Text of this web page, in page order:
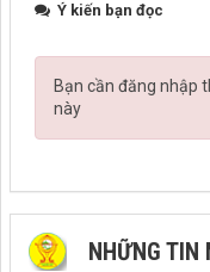
Ý kiến bạn đọc
Bạn cần đăng nhập
này
NHỮNG TIN